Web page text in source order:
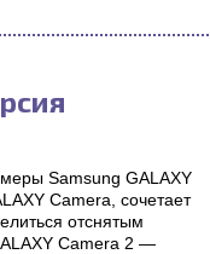
Samsung GALAXY
Camera, сочетает
отснятым
Camera 2 —